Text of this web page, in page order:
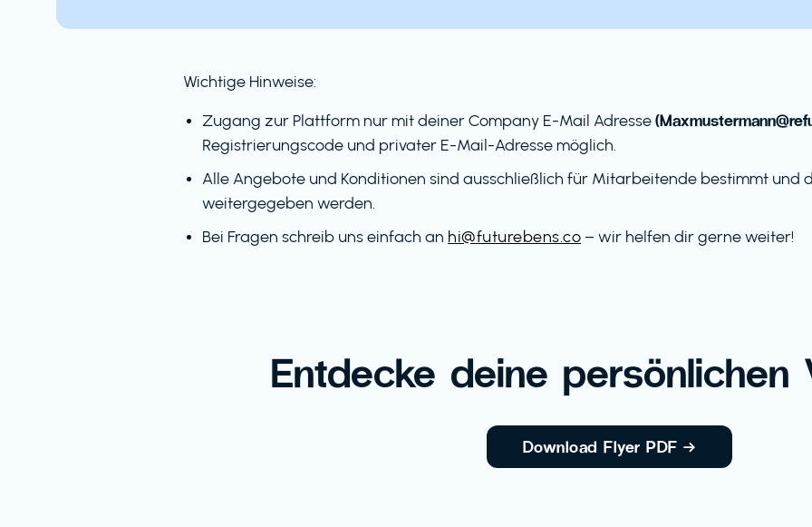
Wichtige Hinweise:
Zugang zur Plattform nur mit deiner Company E-Mail Adresse
Registrierungscode und privater E-Mail-Adresse möglich.
Alle Angebote und Konditionen sind ausschließlich für Mitarbeitende bestimmt und
weitergegeben werden.
Bei Fragen schreib uns einfach an hi@futurebens.co – wir helfen dir gerne weiter!
Entdecke deine persönlichen
Download Flyer PDF →